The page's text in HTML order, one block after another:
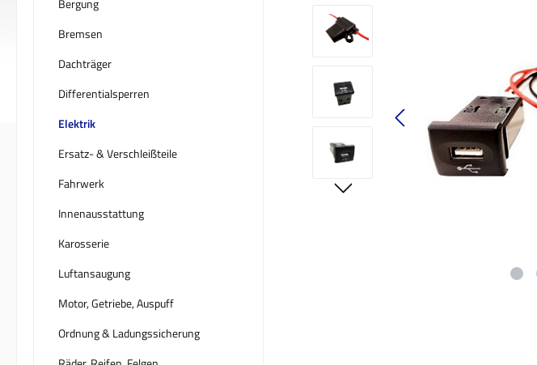
Bergung
Bremsen
Dachträger
Differentialsperren
Elektrik
Ersatz- & Verschleißteile
Fahrwerk
Innenausstattung
Karosserie
Luftansaugung
Motor, Getriebe, Auspuff
Ordnung & Ladungssicherung